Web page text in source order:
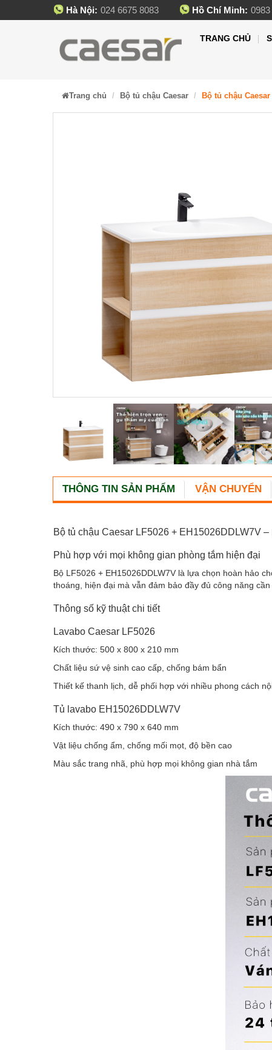
Hà Nội: 024 6675 8083 Hồ Chí Minh:
TRANG CHỦ
Trang chủ Bộ tủ chậu Caesar Bộ tủ chậu
THÔNG TIN SẢN PHẨM VẬN CHUYỂN
Bộ tủ chậu Caesar LF5026 + EH15026DDLW7V
Phù hợp với mọi không gian phòng tắm hiện đại
Bộ LF5026 + EH15026DDLW7V là lựa chọn hoàn hảo
thoáng, hiện đại mà vẫn đảm bảo đầy đủ công năng cần
Thông số kỹ thuật chi tiết
Lavabo Caesar LF5026
Kích thước: 500 x 800 x 210 mm
Chất liệu sứ vệ sinh cao cấp, chống bám bẩn
Thiết kế thanh lịch, dễ phối hợp với nhiều phong cách
Tủ lavabo EH15026DDLW7V
Kích thước: 490 x 790 x 640 mm
Vật liệu chống ẩm, chống mối mọt, độ bền cao
Màu sắc trang nhã, phù hợp mọi không gian nhà tắm